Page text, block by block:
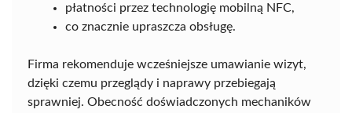
płatności przez technologię mobilną NFC,
co znacznie upraszcza obsługę.
Firma rekomenduje wcześniejsze umawianie wizyt,
dzięki czemu przeglądy i naprawy przebiegają
sprawniej. Obecność doświadczonych mechaników